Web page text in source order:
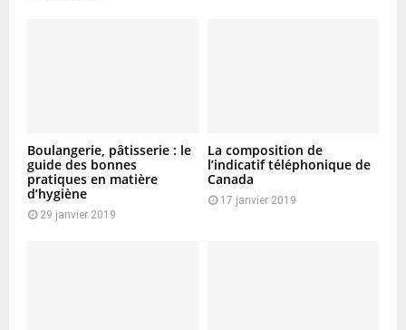
Boulangerie, pâtisserie : le
guide des bonnes
pratiques en matière
d’hygiène
29 janvier 2019
La composition de
l’indicatif téléphonique de
Canada
17 janvier 2019